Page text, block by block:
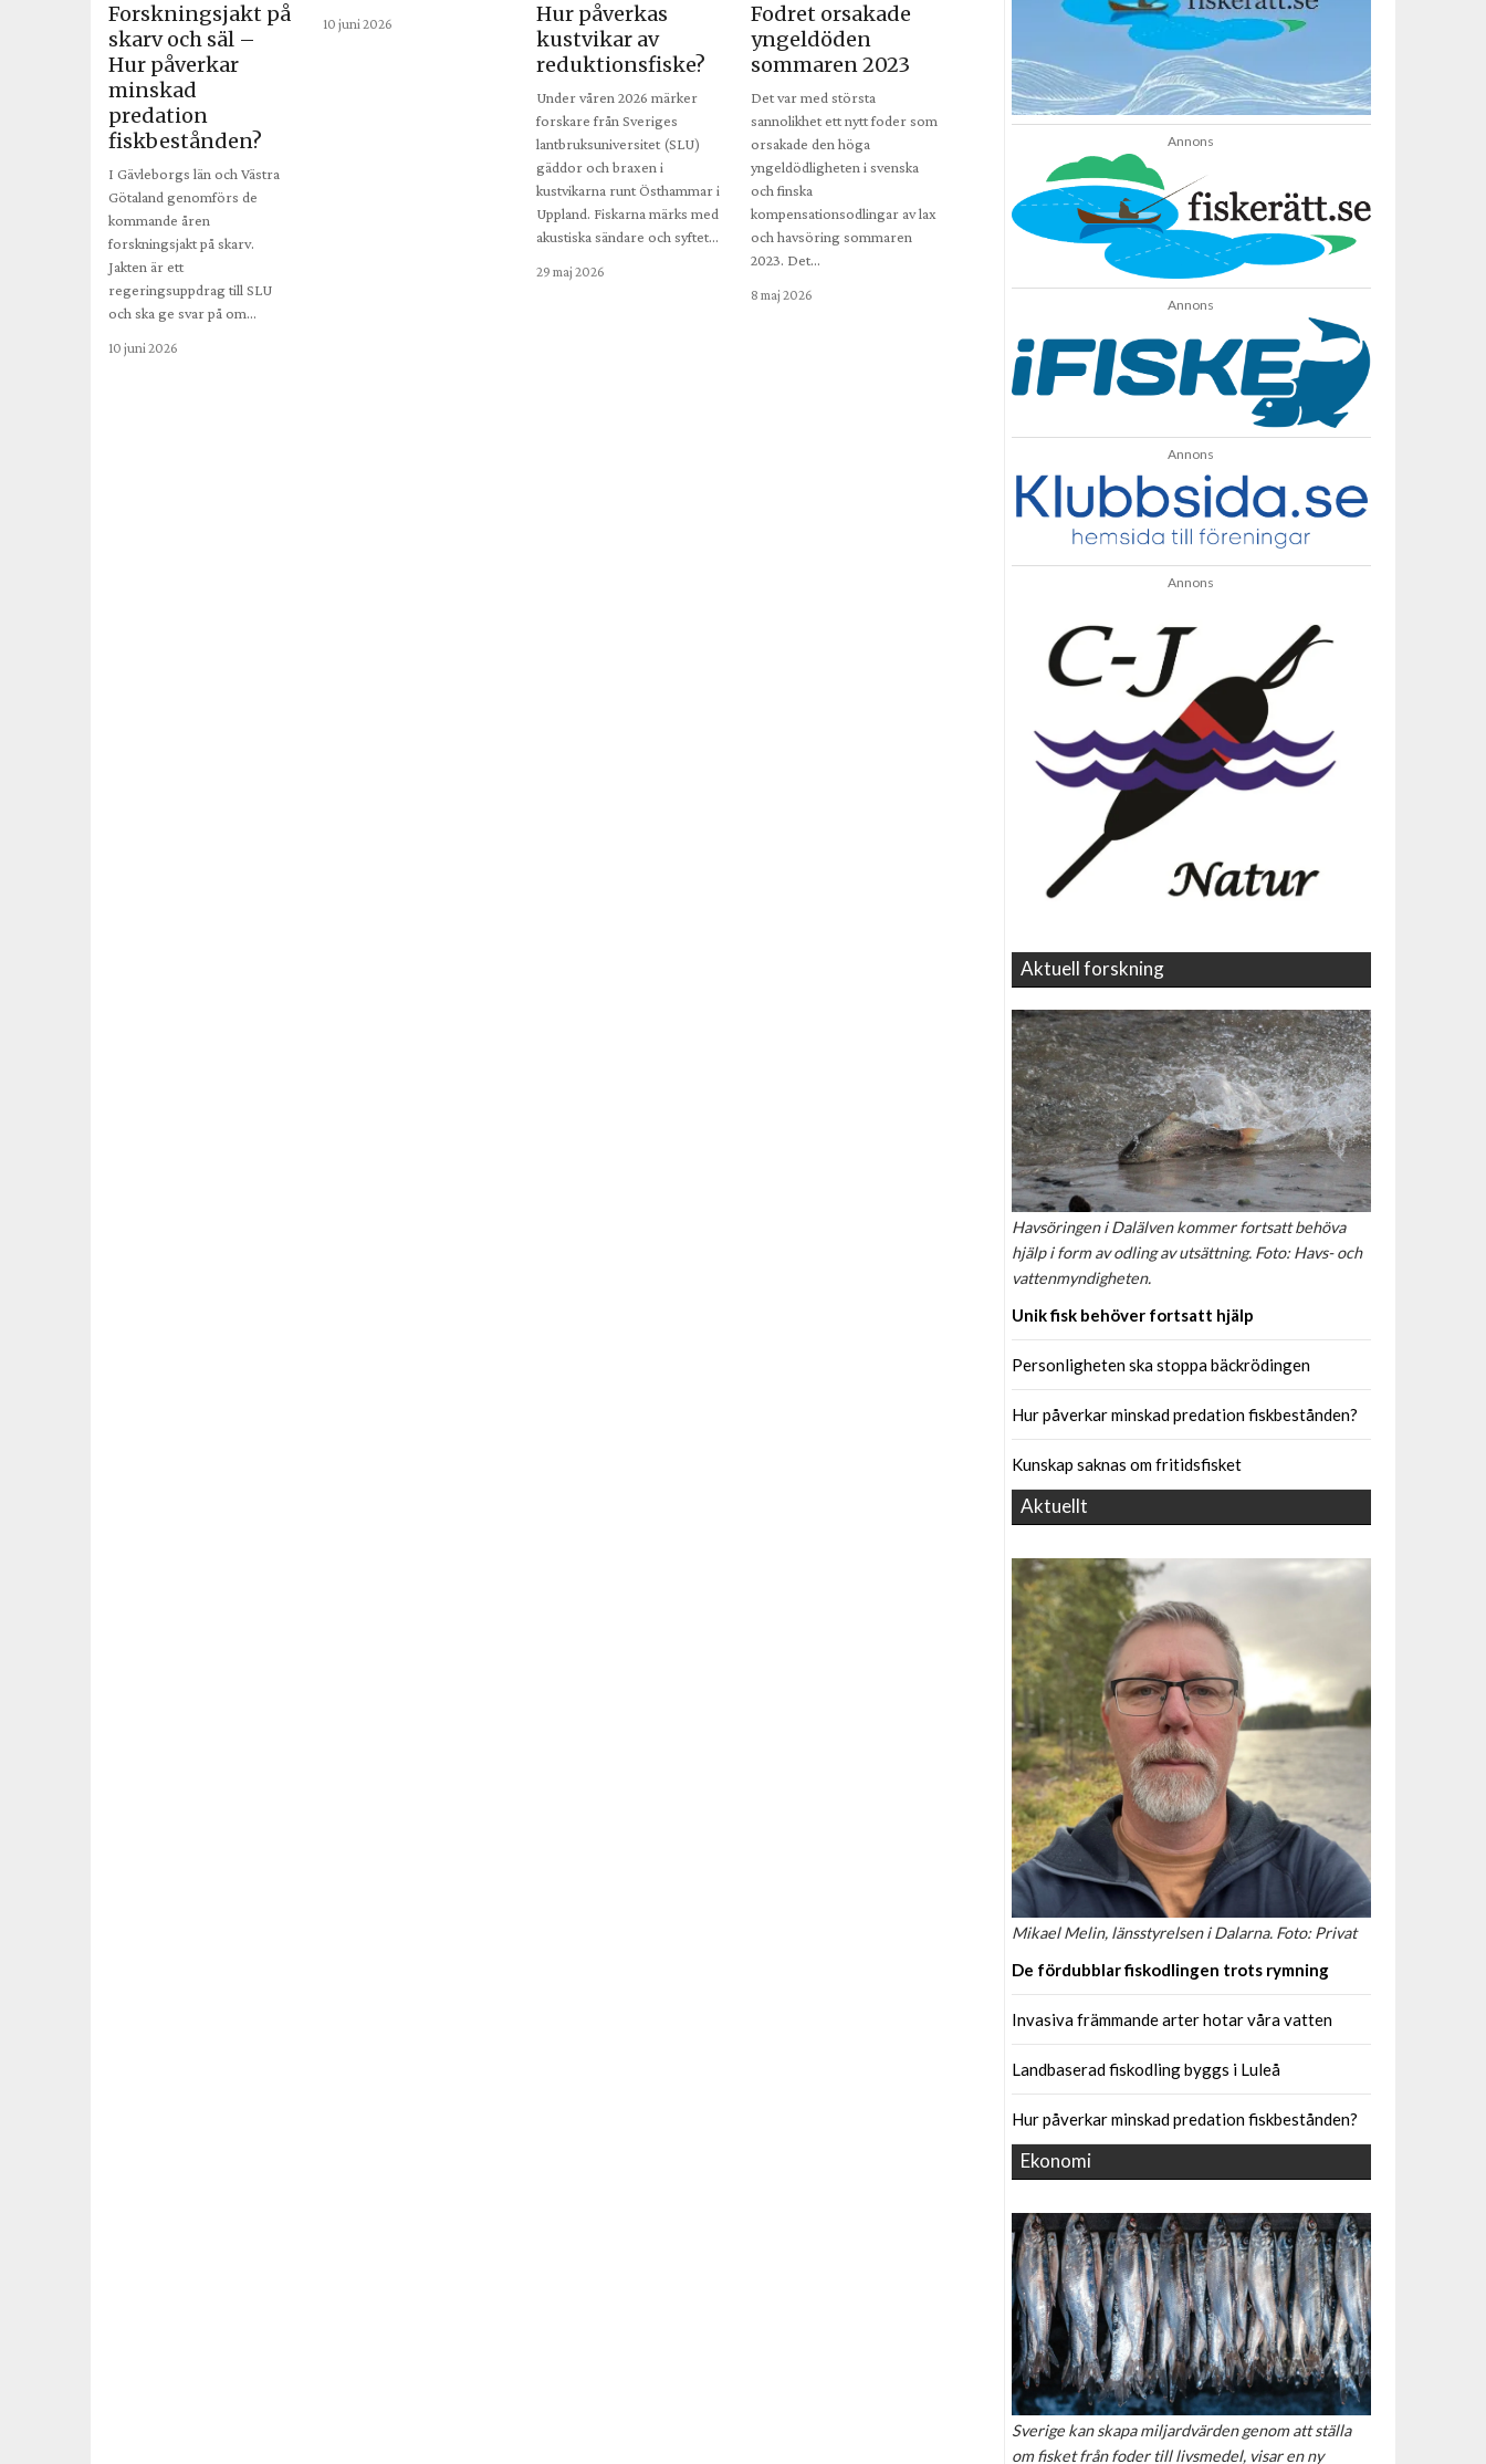
Forskningsjakt på
skarv och säl –
Hur påverkar
minskad
predation
fiskbestånden?
I Gävleborgs län och Västra
Götaland genomförs de
kommande åren
forskningsjakt på skarv.
Jakten är ett
regeringsuppdrag till SLU
och ska ge svar på om…
10 juni 2026
10 juni 2026
Hur påverkas
kustvikar av
reduktionsfiske?
Under våren 2026 märker
forskare från Sveriges
lantbruksuniversitet (SLU)
gäddor och braxen i
kustvikarna runt Östhammar i
Uppland. Fiskarna märks med
akustiska sändare och syftet…
29 maj 2026
Fodret orsakade
yngeldöden
sommaren 2023
Det var med största
sannolikhet ett nytt foder som
orsakade den höga
yngeldödligheten i svenska
och finska
kompensationsodlingar av lax
och havsöring sommaren
2023. Det…
8 maj 2026
Annons
Annons
Annons
Annons
Aktuell forskning
Havsöringen i Dalälven kommer fortsatt behöva
hjälp i form av odling av utsättning. Foto: Havs- och
vattenmyndigheten.
Unik fisk behöver fortsatt hjälp
Personligheten ska stoppa bäckrödingen
Hur påverkar minskad predation fiskbestånden?
Kunskap saknas om fritidsfisket
Aktuellt
Mikael Melin, länsstyrelsen i Dalarna. Foto: Privat
De fördubblar fiskodlingen trots rymning
Invasiva främmande arter hotar våra vatten
Landbaserad fiskodling byggs i Luleå
Hur påverkar minskad predation fiskbestånden?
Ekonomi
Sverige kan skapa miljardvärden genom att ställa
om fisket från foder till livsmedel, visar en ny